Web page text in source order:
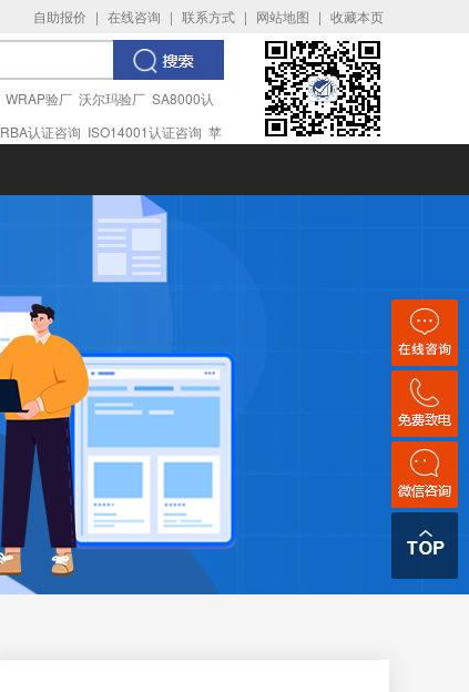
自助报价 | 在线咨询 | 联系方式 | 网站地图 | 收藏本页
WRAP验厂 沃尔玛验厂 SA8000认
RBA认证咨询 ISO14001认证咨询 苹